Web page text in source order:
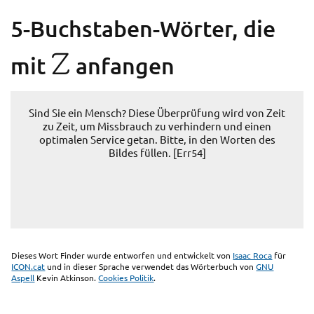
5-Buchstaben-Wörter, die
mit Z anfangen
Sind Sie ein Mensch? Diese Überprüfung wird von Zeit
zu Zeit, um Missbrauch zu verhindern und einen
optimalen Service getan. Bitte, in den Worten des
Bildes füllen. [Err54]
Dieses Wort Finder wurde entworfen und entwickelt von Isaac Roca für
ICON.catund in dieser Sprache verwendet das Wörterbuch vonGNU
Aspell Kevin Atkinson.Cookies Politik.